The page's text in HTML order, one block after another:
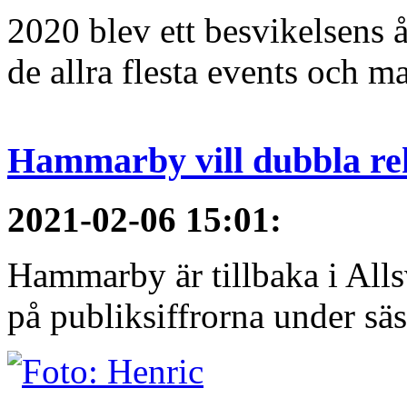
2020 blev ett besvikelsens
de allra flesta events och
Hammarby vill dubbla
2021-02-06 15:01:
Hammarby är tillbaka i
på publiksiffrorna under